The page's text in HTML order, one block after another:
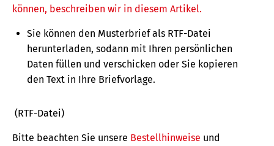
können, beschreiben wir in diesem Artikel.
Sie können den Musterbrief als RTF-Datei
herunterladen, sodann mit Ihren persönlichen
Daten füllen und verschicken oder Sie kopieren
den Text in Ihre Briefvorlage.
(RTF-Datei)
Bitte beachten Sie unsere Bestellhinweise und